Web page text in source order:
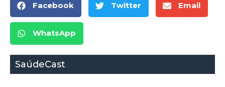
Facebook Twitter Email
WhatsApp
SaúdeCast